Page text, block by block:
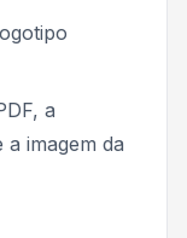
a
imagem da